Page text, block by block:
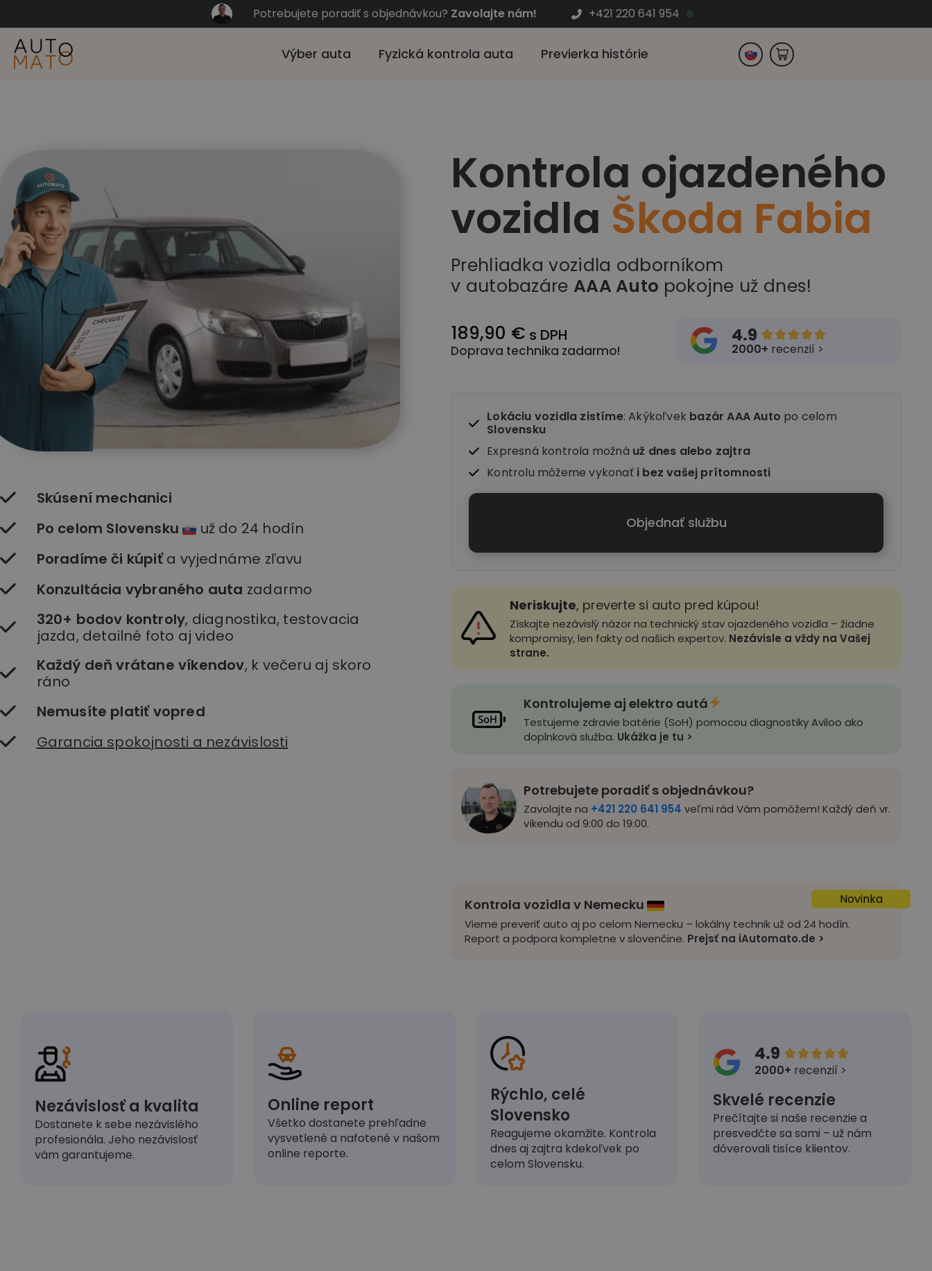
Potrebujete poradiť s objednávkou? Zavolajte nám! +421 220 641 954
Výber auta Fyzická kontrola auta Previerka histórie
Nemecko
Skúsení mechanici
Po celom Slovensku
už do 24 hodín
Poradíme či kúpiťa vyjednáme zľavu
Konzultácia vybraného auta zadarmo
320+ bodov kontroly, diagnostika, testovacia
jazda, detailné foto aj video
Každý deň vrátane víkendov, k večeru aj skoro
ráno
Nemusíte platiť vopred
Garancia spokojnosti a nezávislosti
Kontrola ojazdeného
vozidla Škoda Fabia
Prehliadka vozidla odborníkom
v autobazáre AAA Auto pokojne už dnes!
189,90 € s DPH
Doprava technika zadarmo!
4.9 
2000+ recenzií >
Lokáciu vozidla zistíme: Akýkoľvek bazár AAA Auto po celom
Slovensku
Expresná kontrola možná už dnes alebo zajtra
Kontrolu môžeme vykonať i bez vašej prítomnosti
Objednať službu
Neriskujte, preverte si auto pred kúpou!
Získajte nezávislý názor na technický stav ojazdeného vozidla – žiadne
kompromisy, len fakty od našich expertov. Nezávisle a vždy na Vašej
strane.
Kontrolujeme aj elektro autá
Testujeme zdravie batérie (SoH) pomocou diagnostiky Aviloo ako
doplnková služba. Ukážka je tu >
Potrebujete poradiť s objednávkou?
Zavolajte na +421 220 641 954 veľmi rád Vám pomôžem! Každý deň vr.
víkendu od 9:00 do 19:00.
Novinka
Kontrola vozidla v Nemecku
Vieme preveriť auto aj po celom Nemecku – lokálny technik už od 24 hodín.
Report a podpora kompletne v slovenčine. Prejsť na iAutomato.de >
Nezávislosť a kvalita
Dostanete k sebe nezávislého
profesionála. Jeho nezávislosť
vám garantujeme.
Online report
Všetko dostanete prehľadne
vysvetlené a nafotené v našom
online reporte.
Rýchlo, celé
Slovensko
Reagujeme okamžite. Kontrola
dnes aj zajtra kdekoľvek po
celom Slovensku.
4.9 
2000+ recenzií >
Skvelé recenzie
Prečítajte si naše recenzie a
presvedčte sa sami – už nám
dôverovali tisíce klientov.